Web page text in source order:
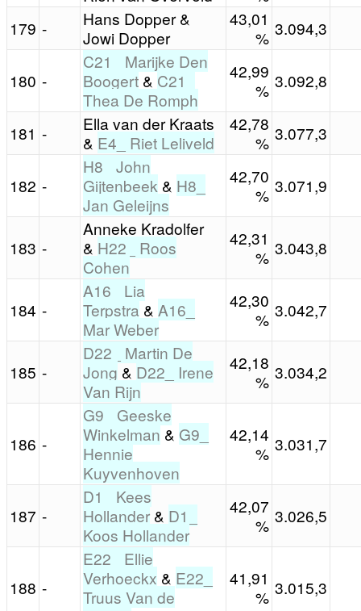
179 -
Hans Dopper &
Jowi Dopper
43,01
% 3.094,3
180 -
C21_ Marijke Den
Boogert & C21_
Thea De Romph
42,99
% 3.092,8
181 -
Ella van der Kraats
& E4_ Riet Leliveld
42,78
% 3.077,3
182 -
H8_ John
Gijtenbeek & H8_
Jan Geleijns
42,70
% 3.071,9
183 -
Anneke Kradolfer
& H22_ Roos
Cohen
42,31
% 3.043,8
184 -
A16_ Lia
Terpstra & A16_
Mar Weber
42,30
% 3.042,7
185 -
D22_ Martin De
Jong & D22_ Irene
Van Rijn
42,18
% 3.034,2
186 -
G9_ Geeske
Winkelman & G9_
Hennie
Kuyvenhoven
42,14
% 3.031,7
187 -
D1_ Kees
Hollander & D1_
Koos Hollander
42,07
% 3.026,5
188 -
E22_ Ellie
Verhoeckx & E22_
Truus Van de
41,91
% 3.015,3